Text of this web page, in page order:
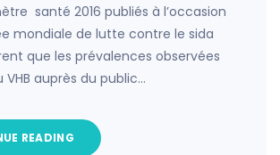
santé 2016 publiés à l’occasion
mondiale de lutte contre le sida
que les prévalences observées
VHB auprès du public…
READING